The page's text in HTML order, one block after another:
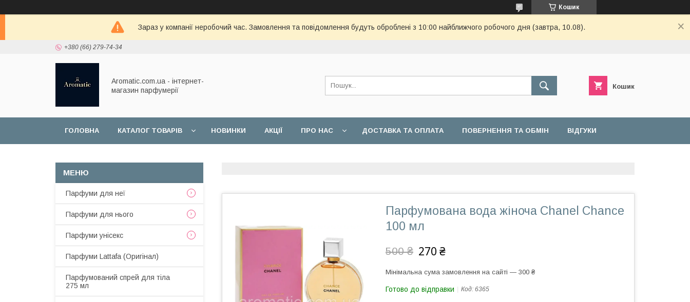
Кошик
Зараз у компанії неробочий час. Замовлення та повідомлення будуть оброблені з 10:00 найближчого робочого дня (завтра, 10.08).
+380 (66) 279-74-34
Aromatic.com.ua - інтернет-
магазин парфумерії
Кошик
ГОЛОВНА КАТАЛОГ ТОВАРІВ НОВИНКИ АКЦІЇ ПРО НАС ДОСТАВКА ТА ОПЛАТА ПОВЕРНЕННЯ ТА ОБМІН ВІДГУКИ
Парфумована вода жіноча Chanel Chance
100 мл
500 ₴ 270 ₴
Мінімальна сума замовлення на сайті — 300 ₴
Готово до відправки Код: 6365
Парфуми для неї
Парфуми для нього
Парфуми унісекс
Парфуми Lattafa (Оригінал)
Парфумований спрей для тіла
275 мл